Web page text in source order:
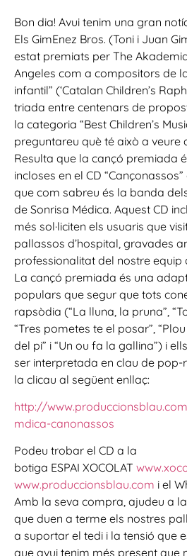
Bon dia! Avui tenim una gran
Els GimEnez Bros. (Toni i Juan
estat premiats per The
Angeles com a compositors de
infantil” (‘Catalan Children’s
triada entre centenars de
la categoria “Best Children’s
preguntareu què té això a veure
Resulta que la cançó premiada
incloses en el CD “Cançonassos”
que com sabreu és la banda
de Sonrisa Médica. Aquest CD
més sol·liciten els usuaris que
pallassos d’hospital, gravades
professionalitat del nostre equip
La cançó premiada és una
populars que segur que tots
rapsòdia (“La lluna, la pruna”,
“Tres pometes te el posar”,
del pi” i “Un ou fa la gallina”) i
ser interpretada en clau de pop-
la clicau al següent enllaç:
http://
mdica-canonassos
Podeu trobar el CD a la
botiga ESPAI XOCOLAT
www.produccionsblau.com i el
Amb la seva compra, ajudeu a
que duen a terme els nostres
a suportar el tedi i la tensió que
que avui tenim més present que